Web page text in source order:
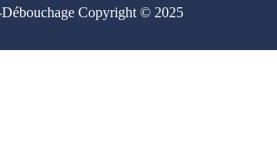
Copyright © 2025